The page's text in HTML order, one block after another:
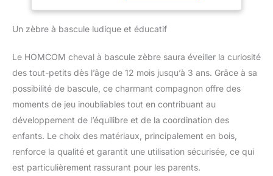
CONFORT : doté de 2
anneau de sécurité
MATÉRIAUX DE QUALITÉ
: structure robuste en
contreplaqué et MDF
pour un usage pérenne
SÉCURITÉ OPTIMALE
D'UTILISATION :
EN71-1-2-3 (adapté aux
enfants de 1 à 3 ans et
Un zèbre à bascule ludique et éducatif
Le HOMCOM cheval à bascule zèbre saura éveiller la curiosité
des tout-petits dès l’âge de 12 mois jusqu’à 3 ans. Grâce à sa
possibilité de bascule, ce charmant compagnon offre des
moments de jeu inoubliables tout en contribuant au
développement de l’équilibre et de la coordination des
enfants. Le choix des matériaux, principalement en bois,
renforce la qualité et garantit une utilisation sécurisée, ce qui
est particulièrement rassurant pour les parents.